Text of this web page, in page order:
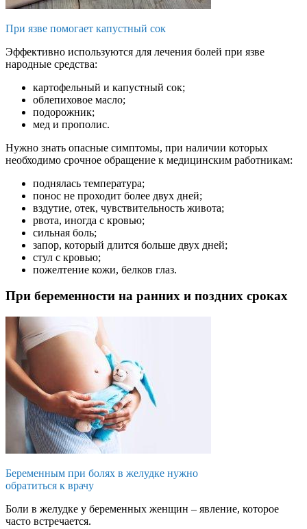
При язве помогает капустный сок
Эффективно используются для лечения болей при язве
народные средства:
картофельный и капустный сок;
облепиховое масло;
подорожник;
мед и прополис.
Нужно знать опасные симптомы, при наличии которых
необходимо срочное обращение к медицинским работникам:
поднялась температура;
понос не проходит более двух дней;
вздутие, отек, чувствительность живота;
рвота, иногда с кровью;
сильная боль;
запор, который длится больше двух дней;
стул с кровью;
пожелтение кожи, белков глаз.
При беременности на ранних и поздних сроках
Беременным при болях в желудке нужно
обратиться к врачу
Боли в желудке у беременных женщин – явление, которое
часто встречается.